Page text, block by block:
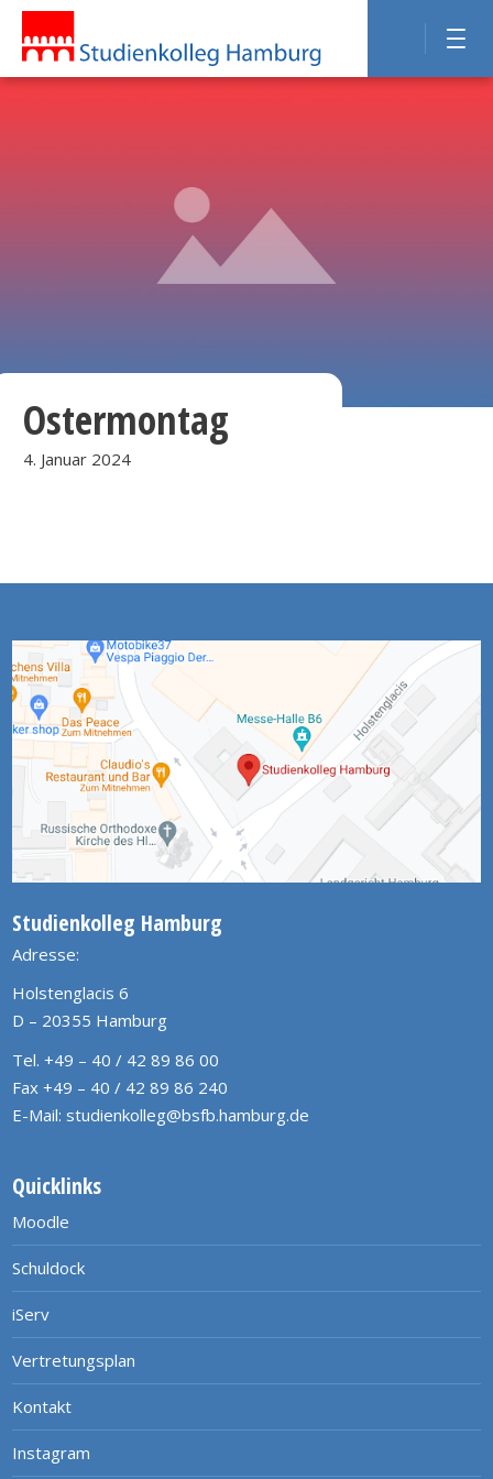
Ostermontag
4. Januar 2024
Studienkolleg Hamburg
Adresse:
Holstenglacis 6
D – 20355 Hamburg
Tel. +49 – 40 / 42 89 86 00
Fax +49 – 40 / 42 89 86 240
E-Mail: studienkolleg@bsfb.hamburg.de
Quicklinks
Moodle
Schuldock
iServ
Vertretungsplan
Kontakt
Instagram